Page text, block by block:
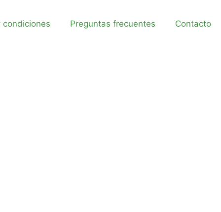
condiciones Preguntas frecuentes Contacto